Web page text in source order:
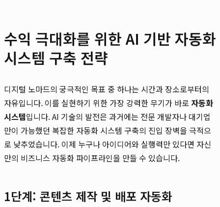
수익 극대화를 위한 AI 기반 자동화
시스템 구축 전략
디지털 노마드의 궁극적인 목표 중 하나는 시간과 장소로부터의
자유입니다. 이를 실현하기 위한 가장 강력한 무기가 바로 자동화
시스템입니다. AI 기술의 발전은 과거에는 전문 개발자나 대기업
만이 가능했던 복잡한 자동화 시스템 구축의 진입 장벽을 극적으
로 낮추었습니다. 이제 누구나 아이디어와 실행력만 있다면 자신
만의 비즈니스 자동화 파이프라인을 만들 수 있습니다.
1단계: 콘텐츠 제작 및 배포 자동화